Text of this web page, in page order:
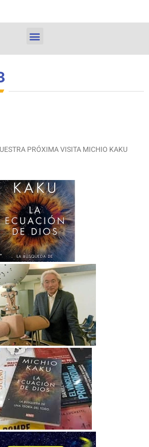
PRÓXIMA VISITA MICHIO KAKU